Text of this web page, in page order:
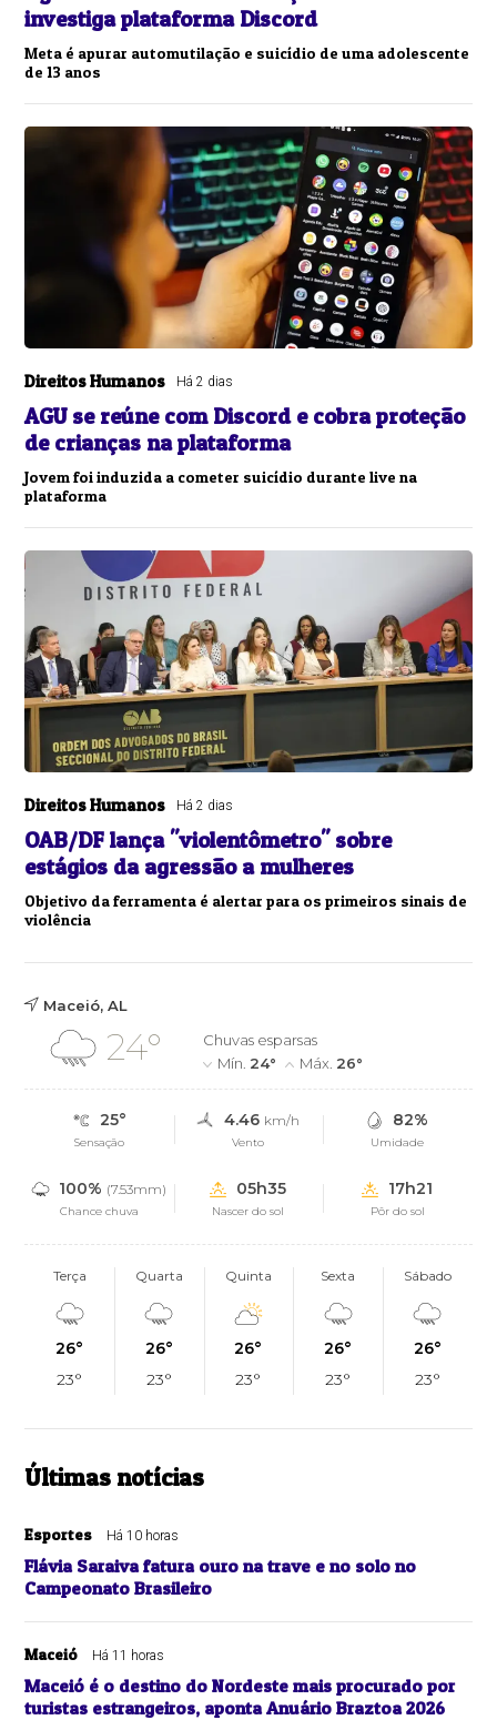
investiga plataforma Discord
Meta é apurar automutilação e suicídio de uma adolescente
de 13 anos
Direitos Humanos Há 2 dias
AGU se reúne com Discord e cobra proteção
de crianças na plataforma
Jovem foi induzida a cometer suicídio durante live na
plataforma
Direitos Humanos Há 2 dias
OAB/DF lança "violentômetro" sobre
estágios da agressão a mulheres
Objetivo da ferramenta é alertar para os primeiros sinais de
violência
Maceió, AL
24°
Chuvas esparsas
Mín. 24° Máx. 26°
25°
Sensação
4.46 km/h
Vento
82%
Umidade
100% (7.53mm)
Chance chuva
05h35
Nascer do sol
17h21
Pôr do sol
Terça
26°
23°
Quarta
26°
23°
Quinta
26°
23°
Sexta
26°
23°
Sábado
26°
23°
Últimas notícias
Esportes Há 10 horas
Flávia Saraiva fatura ouro na trave e no solo no
Campeonato Brasileiro
Maceió Há 11 horas
Maceió é o destino do Nordeste mais procurado por
turistas estrangeiros, aponta Anuário Braztoa 2026